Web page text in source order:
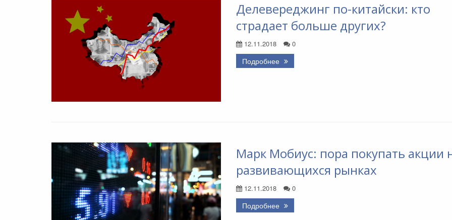
Делевереджинг по-китайски: кто
страдает больше других?
12.11.2018 0
Подробнее
Марк Мобиус: пора покупать акции
развивающихся рынках
12.11.2018 0
Подробнее